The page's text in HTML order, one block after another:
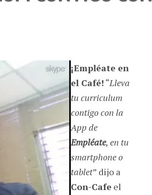
¡Empléate en
el Café! “Lleva
tu curriculum
contigo con la
App de
Empléate, en tu
smartphone o
tablet” dijo a
Con-Cafe el